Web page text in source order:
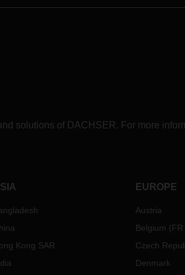
solutions of DACHSER. For more
Kong SAR
EUROPE
Austria
Belgium (FR
Czech
Denmark